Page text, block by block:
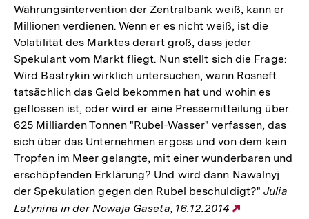
Währungsintervention der Zentralbank weiß, kann er
Millionen verdienen. Wenn er es nicht weiß, ist die
Volatilität des Marktes derart groß, dass jeder
Spekulant vom Markt fliegt. Nun stellt sich die Frage:
Wird Bastrykin wirklich untersuchen, wann Rosneft
tatsächlich das Geld bekommen hat und wohin es
geflossen ist, oder wird er eine Pressemitteilung über
625 Milliarden Tonnen "Rubel-Wasser" verfassen, das
sich über das Unternehmen ergoss und von dem kein
Tropfen im Meer gelangte, mit einer wunderbaren und
erschöpfenden Erklärung? Und wird dann Nawalnyj
der Spekulation gegen den Rubel beschuldigt?"Julia
Latynina in der Nowaja Gaseta, 16.12.2014